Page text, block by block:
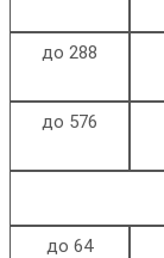
до 288
до 576
до 64